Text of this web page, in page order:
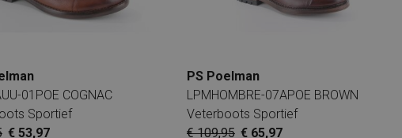
01POE COGNAC
Sportief
€ 53,97
PS Poelman
LPMHOMBRE-07APOE BROWN
Veterboots Sportief
€ 109,95 € 65,97